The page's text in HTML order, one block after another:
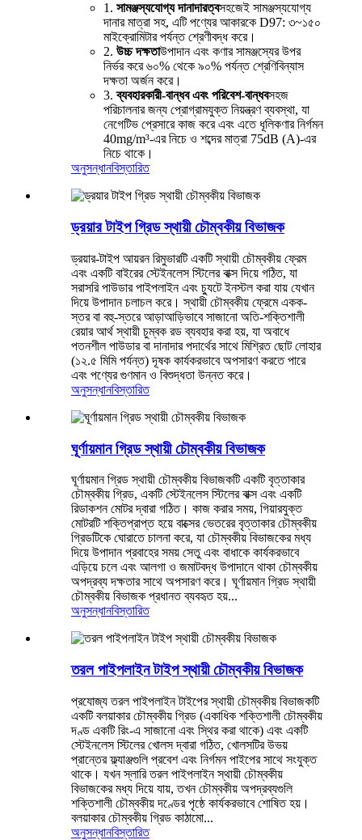
1. সামঞ্জস্যযোগ্য দানাদারত্বসহজেই সামঞ্জস্যযোগ্য
দানার মাত্রা সহ, এটি পণ্যের আকারকে D97: ৩~১৫০
মাইক্রোমিটার পর্যন্ত শ্রেণীবদ্ধ করে।
2. উচ্চ দক্ষতাউপাদান এবং কণার সামঞ্জস্যের উপর
নির্ভর করে ৬০% থেকে ৯০% পর্যন্ত শ্রেণিবিন্যাস
দক্ষতা অর্জন করে।
3.ব্যবহারকারী-বান্ধব এবং পরিবেশ-বান্ধবসহজ
পরিচালনার জন্য প্রোগ্রামযুক্ত নিয়ন্ত্রণ ব্যবস্থা, যা
নেগেটিভ প্রেসারে কাজ করে এবং এতে ধূলিকণার নির্গমন
40mg/m³-এর নিচে ও শব্দের মাত্রা 75dB (A)-এর
নিচে থাকে।
অনুসন্ধানবিস্তারিত
ড্রয়ার টাইপ গ্রিড স্থায়ী চৌম্বকীয় বিভাজক
ড্রয়ার-টাইপ আয়রন রিমুভারটি একটি স্থায়ী চৌম্বকীয় ফ্রেম
এবং একটি বাইরের স্টেইনলেস স্টিলের বাক্স দিয়ে গঠিত, যা
সরাসরি পাউডার পাইপলাইন এবং চ্যুটে ইনস্টল করা যায় যেখান
দিয়ে উপাদান চলাচল করে। স্থায়ী চৌম্বকীয় ফ্রেমে একক-
স্তর বা বহু-স্তরে আড়াআড়িভাবে সাজানো অতি-শক্তিশালী
রেয়ার আর্থ স্থায়ী চুম্বক রড ব্যবহার করা হয়, যা অবাধে
পতনশীল পাউডার বা দানাদার পদার্থের সাথে মিশ্রিত ছোট লোহার
(১২.৫ মিমি পর্যন্ত) দূষক কার্যকরভাবে অপসারণ করতে পারে
এবং পণ্যের গুণমান ও বিশুদ্ধতা উন্নত করে।
অনুসন্ধানবিস্তারিত
ঘূর্ণায়মান গ্রিড স্থায়ী চৌম্বকীয় বিভাজক
ঘূর্ণায়মান গ্রিড স্থায়ী চৌম্বকীয় বিভাজকটি একটি বৃত্তাকার
চৌম্বকীয় গ্রিড, একটি স্টেইনলেস স্টিলের বাক্স এবং একটি
রিডাকশন মোটর দ্বারা গঠিত। কাজ করার সময়, গিয়ারযুক্ত
মোটরটি শক্তিপ্রাপ্ত হয়ে বাক্সের ভেতরের বৃত্তাকার চৌম্বকীয়
গ্রিডটিকে ঘোরাতে চালনা করে, যা চৌম্বকীয় বিভাজকের মধ্য
দিয়ে উপাদান প্রবাহের সময় সেতু এবং বাধাকে কার্যকরভাবে
এড়িয়ে চলে এবং আলগা ও জমাটবদ্ধ উপাদানে থাকা চৌম্বকীয়
অপদ্রব্য দক্ষতার সাথে অপসারণ করে। ঘূর্ণায়মান গ্রিড স্থায়ী
চৌম্বকীয় বিভাজক প্রধানত ব্যবহৃত হয়...
অনুসন্ধানবিস্তারিত
তরল পাইপলাইন টাইপ স্থায়ী চৌম্বকীয় বিভাজক
প্রযোজ্য তরল পাইপলাইন টাইপের স্থায়ী চৌম্বকীয় বিভাজকটি
একটি বলয়াকার চৌম্বকীয় গ্রিড (একাধিক শক্তিশালী চৌম্বকীয়
দণ্ড একটি রিং-এ সাজানো এবং স্থির করা থাকে) এবং একটি
স্টেইনলেস স্টিলের খোলস দ্বারা গঠিত, খোলসটির উভয়
প্রান্তের ফ্ল্যাঞ্জগুলি প্রবেশ এবং নির্গমন পাইপের সাথে সংযুক্ত
থাকে। যখন স্লারি তরল পাইপলাইন স্থায়ী চৌম্বকীয়
বিভাজকের মধ্য দিয়ে যায়, তখন চৌম্বকীয় অপদ্রব্যগুলি
শক্তিশালী চৌম্বকীয় দণ্ডের পৃষ্ঠে কার্যকরভাবে শোষিত হয়।
বলয়াকার চৌম্বকীয় গ্রিড কাঠামো...
অনুসন্ধানবিস্তারিত